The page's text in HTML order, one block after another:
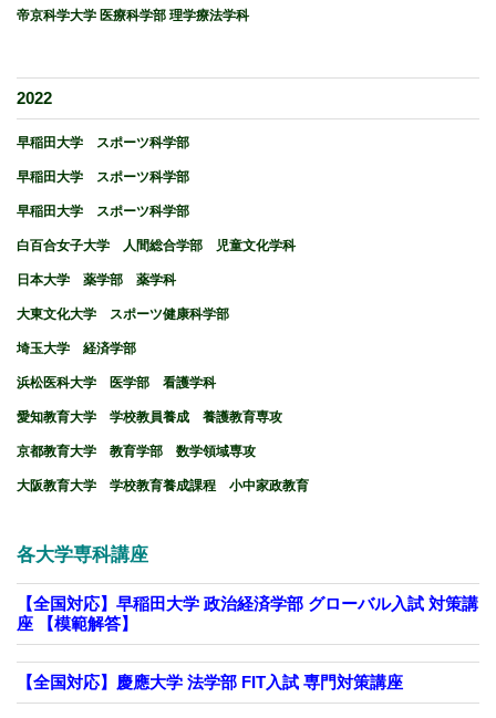
帝京科学大学 医療科学部 理学療法学科
2022
早稲田大学 スポーツ科学部
早稲田大学 スポーツ科学部
早稲田大学 スポーツ科学部
白百合女子大学 人間総合学部 児童文化学科
日本大学 薬学部 薬学科
大東文化大学 スポーツ健康科学部
埼玉大学 経済学部
浜松医科大学 医学部 看護学科
愛知教育大学 学校教員養成 養護教育専攻
京都教育大学 教育学部 数学領域専攻
大阪教育大学 学校教育養成課程 小中家政教育
各大学専科講座
【全国対応】早稲田大学 政治経済学部 グローバル入試 対策講
座 【模範解答】
【全国対応】慶應大学 法学部 FIT入試 専門対策講座